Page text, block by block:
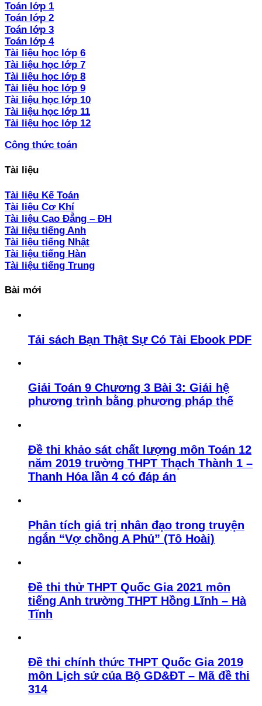
Toán lớp 1
Toán lớp 2
Toán lớp 3
Toán lớp 4
Tài liệu học lớp 6
Tài liệu học lớp 7
Tài liệu học lớp 8
Tài liệu học lớp 9
Tài liệu học lớp 10
Tài liệu học lớp 11
Tài liệu học lớp 12
Công thức toán
Tài liệu
Tài liệu Kế Toán
Tài liệu Cơ Khí
Tài liệu Cao Đẳng – ĐH
Tài liệu tiếng Anh
Tài liệu tiếng Nhật
Tài liệu tiếng Hàn
Tài liệu tiếng Trung
Bài mới
Tải sách Bạn Thật Sự Có Tài Ebook PDF
Giải Toán 9 Chương 3 Bài 3: Giải hệ
phương trình bằng phương pháp thế
Đề thi khảo sát chất lượng môn Toán 12
năm 2019 trường THPT Thạch Thành 1 –
Thanh Hóa lần 4 có đáp án
Phân tích giá trị nhân đạo trong truyện
ngắn “Vợ chồng A Phủ” (Tô Hoài)
Đề thi thử THPT Quốc Gia 2021 môn
tiếng Anh trường THPT Hồng Lĩnh – Hà
Tĩnh
Đề thi chính thức THPT Quốc Gia 2019
môn Lịch sử của Bộ GD&ĐT – Mã đề thi
314